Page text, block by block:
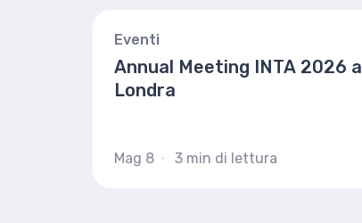
Eventi
Annual Meeting INTA 2026 a
Londra
Mag 8 3 min di lettura